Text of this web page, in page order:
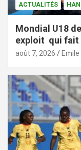
ACTUALITÉS
Mondial U18
exploit qui fait
août 7, 2026